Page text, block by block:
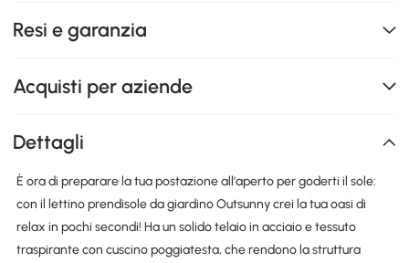
Resi e garanzia
Acquisti per aziende
Dettagli
È ora di preparare la tua postazione all'aperto per goderti il sole:
con il lettino prendisole da giardino Outsunny crei la tua oasi di
relax in pochi secondi! Ha un solido telaio in acciaio e tessuto
traspirante con cuscino poggiatesta, che rendono la struttura